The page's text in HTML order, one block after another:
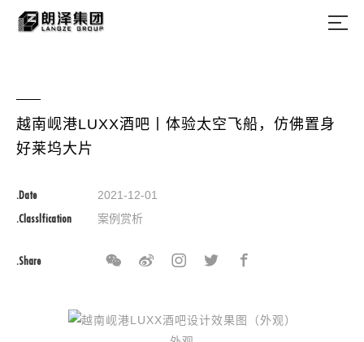
越南岘港LUXX酒吧丨体验太空飞船，仿佛置身
好莱坞大片
.Date 2021-12-01
.Classlfication 案例赏析
.Share